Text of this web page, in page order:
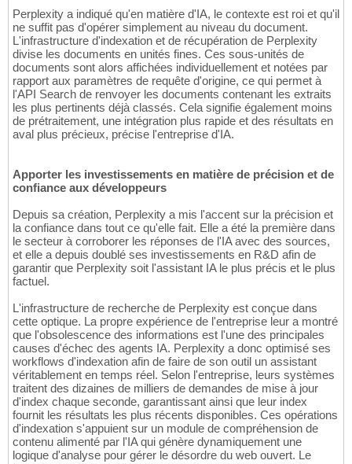
Perplexity a indiqué qu'en matière d'IA, le contexte est roi et qu'il
ne suffit pas d'opérer simplement au niveau du document.
L'infrastructure d'indexation et de récupération de Perplexity
divise les documents en unités fines. Ces sous-unités de
documents sont alors affichées individuellement et notées par
rapport aux paramètres de requête d'origine, ce qui permet à
l'API Search de renvoyer les documents contenant les extraits
les plus pertinents déjà classés. Cela signifie également moins
de prétraitement, une intégration plus rapide et des résultats en
aval plus précieux, précise l'entreprise d'IA.
Apporter les investissements en matière de précision et de
confiance aux développeurs
Depuis sa création, Perplexity a mis l'accent sur la précision et
la confiance dans tout ce qu'elle fait. Elle a été la première dans
le secteur à corroborer les réponses de l'IA avec des sources,
et elle a depuis doublé ses investissements en R&D afin de
garantir que Perplexity soit l'assistant IA le plus précis et le plus
factuel.
L'infrastructure de recherche de Perplexity est conçue dans
cette optique. La propre expérience de l'entreprise leur a montré
que l'obsolescence des informations est l'une des principales
causes d'échec des agents IA. Perplexity a donc optimisé ses
workflows d'indexation afin de faire de son outil un assistant
véritablement en temps réel. Selon l'entreprise, leurs systèmes
traitent des dizaines de milliers de demandes de mise à jour
d'index chaque seconde, garantissant ainsi que leur index
fournit les résultats les plus récents disponibles. Ces opérations
d'indexation s'appuient sur un module de compréhension de
contenu alimenté par l'IA qui génère dynamiquement une
logique d'analyse pour gérer le désordre du web ouvert. Le